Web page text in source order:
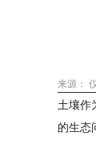
来源：
土壤作
的生态